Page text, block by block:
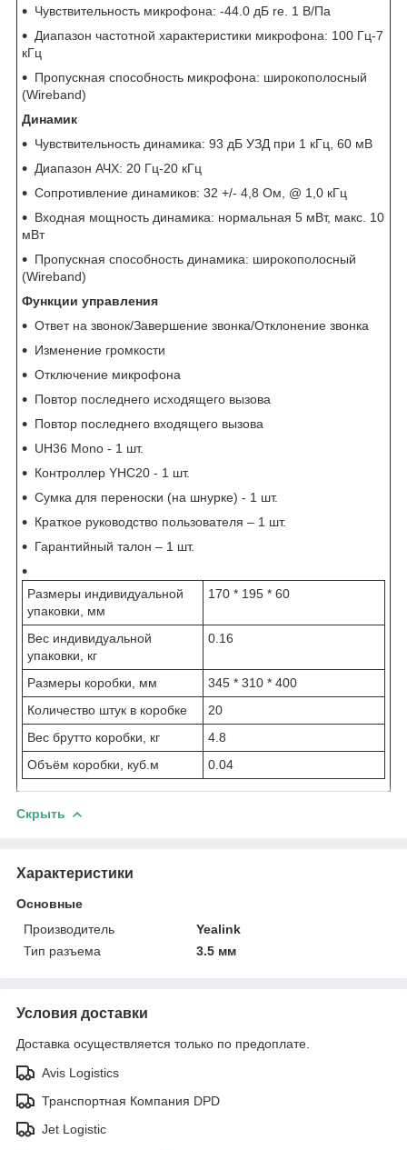
Чувствительность микрофона: -44.0 дБ re. 1 В/Па
Диапазон частотной характеристики микрофона: 100 Гц-7
кГц
Пропускная способность микрофона: широкополосный
(Wireband)
Динамик
Чувствительность динамика: 93 дБ УЗД при 1 кГц, 60 мВ
Диапазон АЧХ: 20 Гц-20 кГц
Сопротивление динамиков: 32 +/- 4,8 Ом, @ 1,0 кГц
Входная мощность динамика: нормальная 5 мВт, макс. 10
мВт
Пропускная способность динамика: широкополосный
(Wireband)
Функции управления
Ответ на звонок/Завершение звонка/Отклонение звонка
Изменение громкости
Отключение микрофона
Повтор последнего исходящего вызова
Повтор последнего входящего вызова
UH36 Mono - 1 шт.
Контроллер YHC20 - 1 шт.
Сумка для переноски (на шнурке) - 1 шт.
Краткое руководство пользователя – 1 шт.
Гарантийный талон – 1 шт.
Размеры индивидуальной
упаковки, мм
170 * 195 * 60
Вес индивидуальной
упаковки, кг
0.16
Размеры коробки, мм
345 * 310 * 400
Количество штук в коробке
20
Вес брутто коробки, кг
4.8
Объём коробки, куб.м
0.04
Скрыть
Характеристики
Основные
Производитель
Yealink
Тип разъема
3.5 мм
Условия доставки
Доставка осуществляется только по предоплате.
Avis Logistics
Транспортная Компания DPD
Jet Logistic